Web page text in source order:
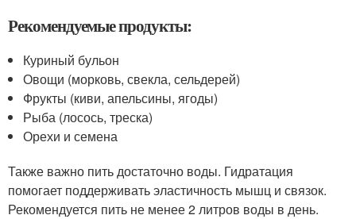
Рекомендуемые продукты:
Куриный бульон
Овощи (морковь, свекла, сельдерей)
Фрукты (киви, апельсины, ягоды)
Рыба (лосось, треска)
Орехи и семена
Также важно пить достаточно воды. Гидратация
помогает поддерживать эластичность мышц и связок.
Рекомендуется пить не менее 2 литров воды в день.